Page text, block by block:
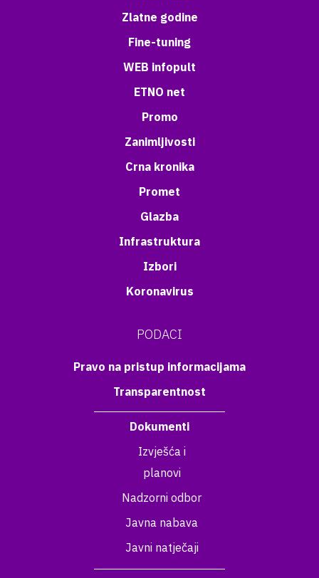
Zlatne godine
Fine-tuning
WEB infopult
ETNO net
Promo
Zanimljivosti
Crna kronika
Promet
Glazba
Infrastruktura
Izbori
Koronavirus
PODACI
Pravo na pristup informacijama
Transparentnost
Dokumenti
Izvješća i
planovi
Nadzorni odbor
Javna nabava
Javni natječaji